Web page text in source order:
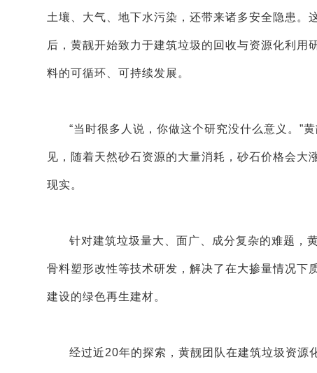
土壤、大气、地下水污染，还带来诸多安全隐患
后，黄靓开始致力于建筑垃圾的回收与资源化利
料的可循环、可持续发展。
“当时很多人说，你做这个研究没什么意义。”
见，随着天然砂石资源的大量消耗，砂石价格会
现实。
针对建筑垃圾量大、面广、成分复杂的难题，
骨料塑形改性等技术研发，解决了在大掺量情况下
建设的绿色再生建材。
经过近20年的探索，黄靓团队在建筑垃圾资源